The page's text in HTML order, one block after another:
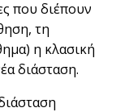
που διέπουν
τη
η κλασική
διάσταση.